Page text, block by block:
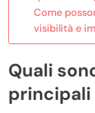
Come
visibilità e
Quali
principali